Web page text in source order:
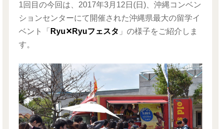
1回目の今回は、2017年3月12日(日)、沖縄コンベン
ションセンターにて開催された沖縄県最大の留学イ
ベント「 Ryu✕Ryuフェスタ 」の様子をご紹介しま
す。